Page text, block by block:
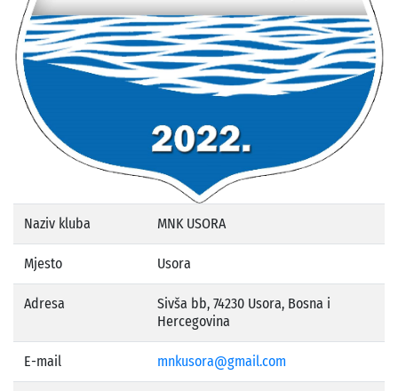
Naziv kluba MNK USORA
Mjesto Usora
Adresa
Sivša bb, 74230 Usora, Bosna i
Hercegovina
E-mail mnkusora@gmail.com